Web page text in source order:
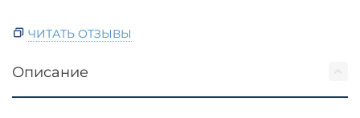
ЧИТАТЬ ОТЗЫВЫ
Описание